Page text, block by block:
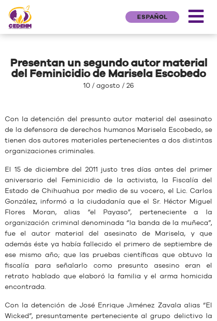
ESPAÑOL
Presentan un segundo autor material
del Feminicidio de Marisela Escobedo
10 / agosto / 26
Con la detención del presunto autor material del asesinato
de la defensora de derechos humanos Marisela Escobedo, se
tienen dos autores materiales pertenecientes a dos distintas
organizaciones criminales.
El 15 de diciembre del 2011 justo tres días antes del primer
aniversario del Feminicidio de la activista, la Fiscalía del
Estado de Chihuahua por medio de su vocero, el Lic. Carlos
González, informó a la ciudadanía que el Sr. Héctor Miguel
Flores Moran, alias “el Payaso”, perteneciente a la
organización criminal denominada “la banda de la muñeca”,
fue el autor material del asesinato de Marisela, y que
además éste ya había fallecido el primero de septiembre de
ese mismo año; que las pruebas científicas que obtuvo la
fiscalía para señalarlo como presunto asesino eran el
retrato hablado que elaboró la familia y el arma homicida
encontrada.
Con la detención de José Enrique Jiménez Zavala alias “El
Wicked”, presuntamente perteneciente al grupo delictivo la